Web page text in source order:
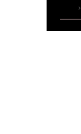
chevron_right